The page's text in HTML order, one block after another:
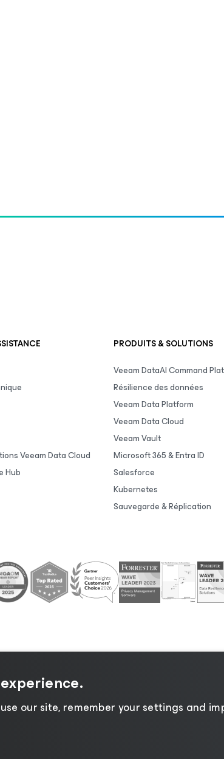
Veeam Data Cloud
Hub
PRODUITS & SOLUTIONS
Veeam DataAI Command
Résilience des données
Veeam Data Platform
Veeam Data Cloud
Veeam Vault
Microsoft 365 & Entra ID
Salesforce
Kubernetes
Sauvegarde & Réplication
|Politique d’utilisation des cookies
fournisseurs
our site, remember your settings and